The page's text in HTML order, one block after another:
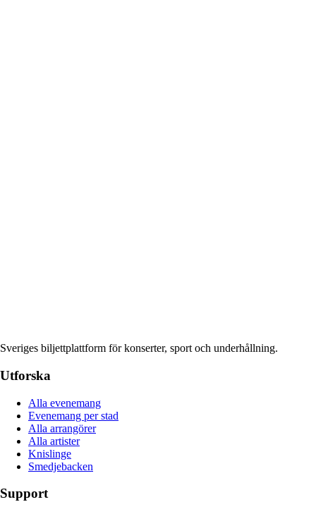
Sveriges biljettplattform för konserter, sport och underhållning.
Utforska
Alla evenemang
Evenemang per stad
Alla arrangörer
Alla artister
Knislinge
Smedjebacken
Support